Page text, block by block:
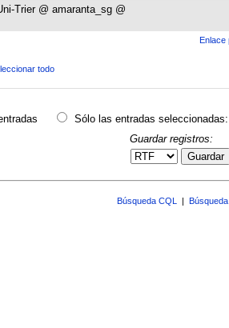
Trier @ amaranta_sg @
Enlace
todo
Sólo las entradas seleccionadas:
Guardar registros:
Guardar
Búsqueda CQL